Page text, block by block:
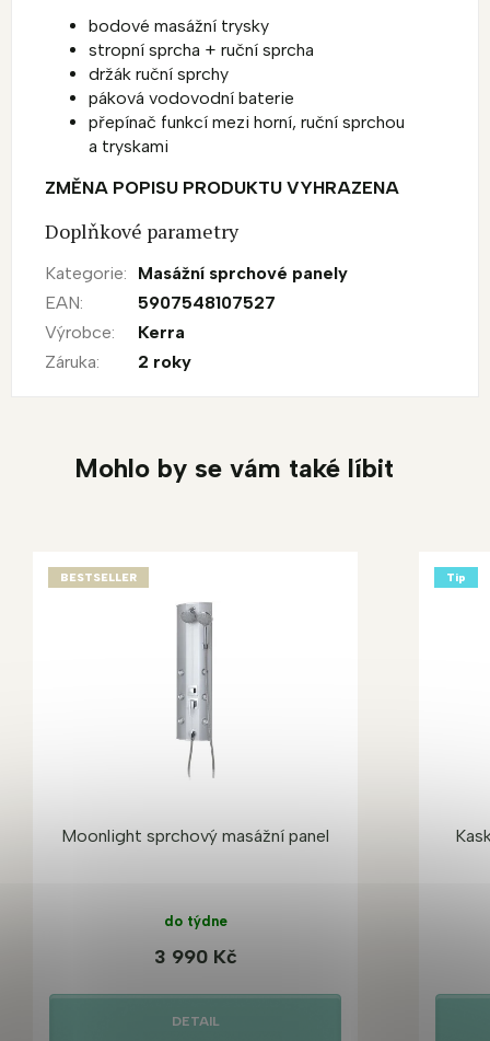
bodové masážní trysky
stropní sprcha + ruční sprcha
držák ruční sprchy
páková vodovodní baterie
přepínač funkcí mezi horní, ruční sprchou
a tryskami
ZMĚNA POPISU PRODUKTU VYHRAZENA
Doplňkové parametry
Kategorie:
Masážní sprchové panely
EAN:
5907548107527
Výrobce:
Kerra
Záruka: 2 roky
Mohlo by se vám také líbit
BESTSELLER
Moonlight sprchový masážní panel
do týdne
3 990 Kč
DETAIL
Tip